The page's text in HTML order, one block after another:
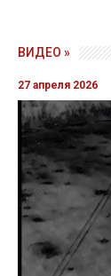
ВИДЕО »
27 апреля 2026